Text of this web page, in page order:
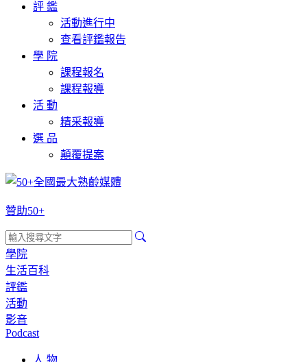
評 鑑
活動進行中
查看評鑑報告
學 院
課程報名
課程報導
活 動
精采報導
選 品
顛覆提案
贊助50+
學院
生活百科
評鑑
活動
影音
Podcast
人 物